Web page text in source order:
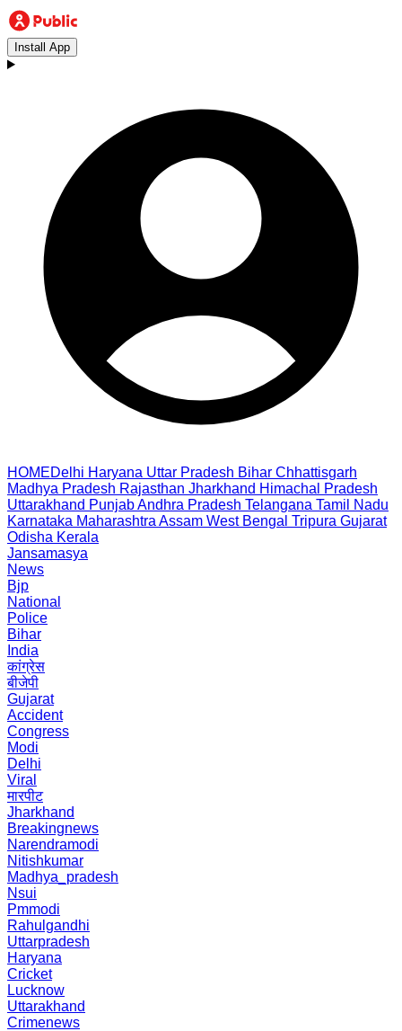
Install App
HOMEDelhi Haryana Uttar Pradesh Bihar Chhattisgarh
Madhya Pradesh Rajasthan Jharkhand Himachal Pradesh
Uttarakhand PunjabAndhra Pradesh Telangana Tamil Nadu
Karnataka Maharashtra Assam West Bengal Tripura Gujarat
Odisha Kerala
Jansamasya
News
Bjp
National
Police
Bihar
India
कांग्रेस
बीजेपी
Gujarat
Accident
Congress
Modi
Delhi
Viral
मारपीट
Jharkhand
Breakingnews
Narendramodi
Nitishkumar
Madhya_pradesh
Nsui
Pmmodi
Rahulgandhi
Uttarpradesh
Haryana
Cricket
Lucknow
Uttarakhand
Crimenews